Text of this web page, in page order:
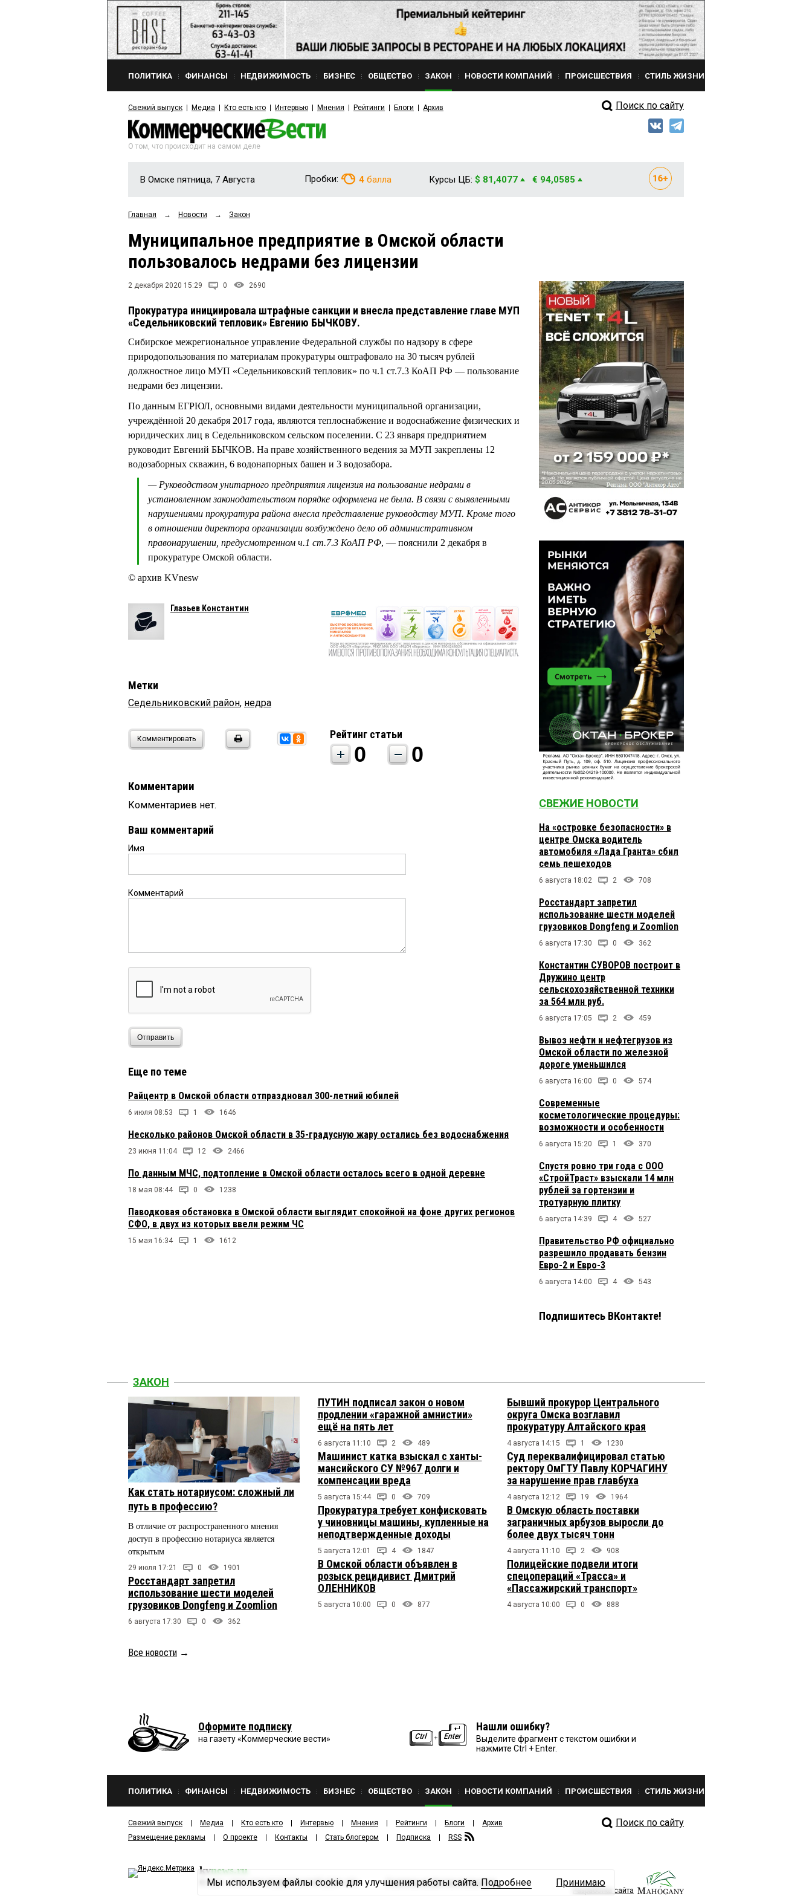
ПОЛИТИКА ФИНАНСЫ НЕДВИЖИМОСТЬ БИЗНЕС ОБЩЕСТВО ЗАКОН НОВОСТИ КОМПАНИЙ ПРОИСШЕСТВИЯ СТИЛЬ ЖИЗНИ
Свежий выпуск Медиа Кто есть кто Интервью Мнения Рейтинги Блоги Архив Поиск по сайту
О том, что происходит на самом деле
В Омске пятница, 7 Августа Пробки: 4 балла Курсы ЦБ: $ 81,4077 € 94,0585
Главная → Новости → Закон
Муниципальное предприятие в Омской области
пользовалось недрами без лицензии
2 декабря 2020 15:29 0 2690
Прокуратура инициировала штрафные санкции и внесла представление главе МУП
«Седельниковский тепловик» Евгению БЫЧКОВУ.
Сибирское межрегиональное управление Федеральной службы по надзору в сфере
природопользования по материалам прокуратуры оштрафовало на 30 тысяч рублей
должностное лицо МУП «Седельниковский тепловик» по ч.1 ст.7.3 КоАП РФ — пользование
недрами без лицензии.
По данным ЕГРЮЛ, основными видами деятельности муниципальной организации,
учреждённой 20 декабря 2017 года, являются теплоснабжение и водоснабжение физических и
юридических лиц в Седельниковском сельском поселении. С 23 января предприятием
руководит Евгений БЫЧКОВ. На праве хозяйственного ведения за МУП закреплены 12
водозаборных скважин, 6 водонапорных башен и 3 водозабора.
— Руководством унитарного предприятия лицензия на пользование недрами в
установленном законодательством порядке оформлена не была. В связи с выявленными
нарушениями прокуратура района внесла представление руководству МУП. Кроме того
в отношении директора организации возбуждено дело об административном
правонарушении, предусмотренном ч.1 ст.7.3 КоАП РФ, — пояснили 2 декабря в
прокуратуре Омской области.
© архив KVnesw
Глазьев Константин
Метки
Седельниковский район, недра
Комментировать Рейтинг статьи
0 0
Комментарии
Комментариев нет.
Ваш комментарий
Имя
Комментарий
Отправить
Еще по теме
Райцентр в Омской области отпраздновал 300-летний юбилей
6 июля 08:53 1 1646
Несколько районов Омской области в 35-градусную жару остались без водоснабжения
23 июня 11:04 12 2466
По данным МЧС, подтопление в Омской области осталось всего в одной деревне
18 мая 08:44 0 1238
Паводковая обстановка в Омской области выглядит спокойной на фоне других регионов
СФО, в двух из которых ввели режим ЧС
15 мая 16:34 1 1612
СВЕЖИЕ НОВОСТИ
На «островке безопасности» в
центре Омска водитель
автомобиля «Лада Гранта» сбил
семь пешеходов
6 августа 18:02 2 708
Росстандарт запретил
использование шести моделей
грузовиков Dongfeng и Zoomlion
6 августа 17:30 0 362
Константин СУВОРОВ построит в
Дружино центр
сельскохозяйственной техники
за 564 млн руб.
6 августа 17:05 2 459
Вывоз нефти и нефтегрузов из
Омской области по железной
дороге уменьшился
6 августа 16:00 0 574
Современные
косметологические процедуры:
возможности и особенности
6 августа 15:20 1 370
Спустя ровно три года с ООО
«СтройТраст» взыскали 14 млн
рублей за гортензии и
тротуарную плитку
6 августа 14:39 4 527
Правительство РФ официально
разрешило продавать бензин
Евро-2 и Евро-3
6 августа 14:00 4 543
Подпишитесь ВКонтакте!
ЗАКОН
Как стать нотариусом: сложный ли
путь в профессию?
В отличие от распространенного мнения
доступ в профессию нотариуса является
открытым
29 июля 17:21 0 1901
Росстандарт запретил
использование шести моделей
грузовиков Dongfeng и Zoomlion
6 августа 17:30 0 362
ПУТИН подписал закон о новом
продлении «гаражной амнистии»
ещё на пять лет
6 августа 11:10 2 489
Машинист катка взыскал с ханты-
мансийского СУ №967 долги и
компенсации вреда
5 августа 15:44 0 709
Прокуратура требует конфисковать
у чиновницы машины, купленные на
неподтвержденные доходы
5 августа 12:01 4 1847
В Омской области объявлен в
розыск рецидивист Дмитрий
ОЛЕННИКОВ
5 августа 10:00 0 877
Бывший прокурор Центрального
округа Омска возглавил
прокуратуру Алтайского края
4 августа 14:15 1 1230
Суд переквалифицировал статью
ректору ОмГТУ Павлу КОРЧАГИНУ
за нарушение прав главбуха
4 августа 12:12 19 1964
В Омскую область поставки
заграничных арбузов выросли до
более двух тысяч тонн
4 августа 11:10 2 908
Полицейские подвели итоги
спецопераций «Трасса» и
«Пассажирский транспорт»
4 августа 10:00 0 888
Все новости →
Оформите подписку
на газету «Коммерческие вести»
Нашли ошибку?
Выделите фрагмент с текстом ошибки и
нажмите Ctrl + Enter.
ПОЛИТИКА ФИНАНСЫ НЕДВИЖИМОСТЬ БИЗНЕС ОБЩЕСТВО ЗАКОН НОВОСТИ КОМПАНИЙ ПРОИСШЕСТВИЯ СТИЛЬ ЖИЗНИ
Свежий выпуск Медиа Кто есть кто Интервью Мнения Рейтинги Блоги
Архив
Размещение рекламы
О проекте Контакты Стать блогером Подписка RSS
Поиск по сайту
kvnews.ru
2001—2026ООО ИЗДАТЕЛЬСКИЙ ДОМ «КВ».
Политика конфиденциальности
Разработка сайта
Мы используем файлы cookie для улучшения работы сайта. Подробнее Принимаю